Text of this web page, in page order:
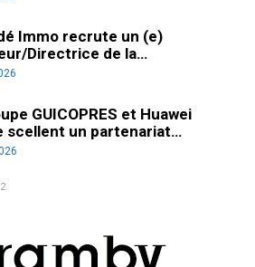
Immo recrute un (e)
Directrice de la…
GUICOPRES et Huawei
scellent un partenariat…